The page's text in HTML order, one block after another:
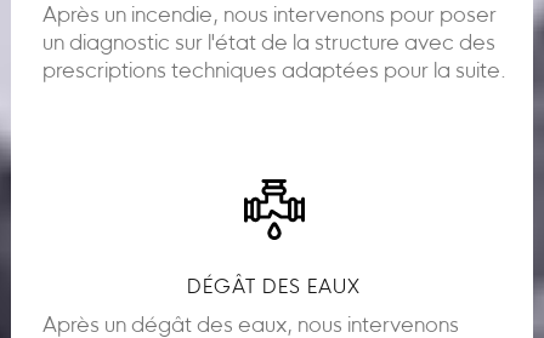
Après un incendie, nous intervenons pour poser
un diagnostic sur l'état de la structure avec des
prescriptions techniques adaptées pour la suite.
DÉGÂT DES EAUX
Après un dégât des eaux, nous intervenons